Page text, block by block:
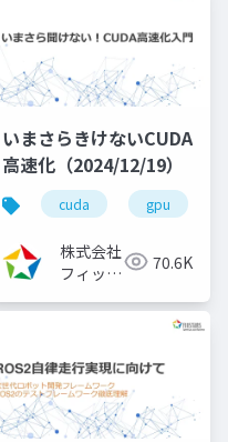
機械学習 深層学習
いまさらきけないCUDA
高速化（2024/12/19）
cuda gpu
株式会社
フィック
70.6K